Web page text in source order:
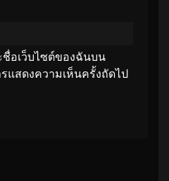
อเว็บไซต์ของฉันบน
แสดงความเห็นครั้งถัดไป